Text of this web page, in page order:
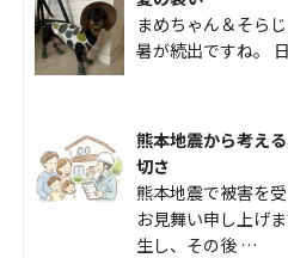
まめちゃん＆そら
暑が続出ですね。
熊本地震から考え
切さ
熊本地震で被害を
お見舞い申し上げ
生し、その後 …